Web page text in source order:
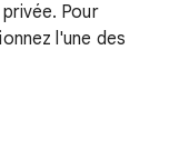
Pour
l'une des